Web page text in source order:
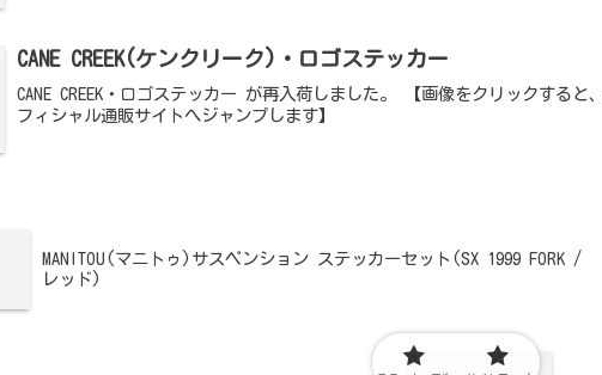
CANE CREEK(ケンクリーク)・ロゴステッカー
CANE CREEK・ロゴステッカー が再入荷しました。 【画像をクリックすると
フィシャル通販サイトへジャンプします】
MANITOU(マニトゥ)サスペンション ステッカーセット(SX 1999 FORK /
レッド)